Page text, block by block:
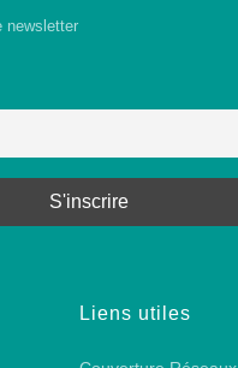
newsletter
Liens utiles